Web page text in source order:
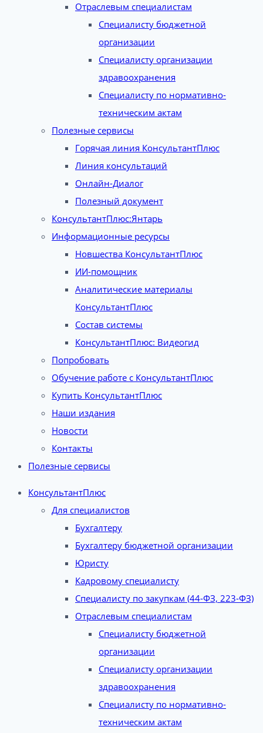
Отраслевым специалистам
Специалисту бюджетной
организации
Специалисту организации
здравоохранения
Специалисту по нормативно-
техническим актам
Полезные сервисы
Горячая линия КонсультантПлюс
Линия консультаций
Онлайн-Диалог
Полезный документ
КонсультантПлюс:Янтарь
Информационные ресурсы
Новшества КонсультантПлюс
ИИ-помощник
Аналитические материалы
КонсультантПлюс
Состав системы
КонсультантПлюс: Видеогид
Попробовать
Обучение работе с КонсультантПлюс
Купить КонсультантПлюс
Наши издания
Новости
Контакты
Полезные сервисы
КонсультантПлюс
Для специалистов
Бухгалтеру
Бухгалтеру бюджетной организации
Юристу
Кадровому специалисту
Специалисту по закупкам (44-ФЗ, 223-ФЗ)
Отраслевым специалистам
Специалисту бюджетной
организации
Специалисту организации
здравоохранения
Специалисту по нормативно-
техническим актам